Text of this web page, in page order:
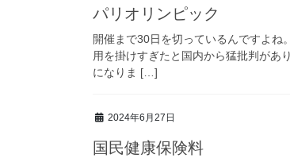
パリオリンピック
開催まで30日を切っているんですよ
用を掛けすぎたと国内から猛批判があ
になりま […]
2024年6月27日
国民健康保険料